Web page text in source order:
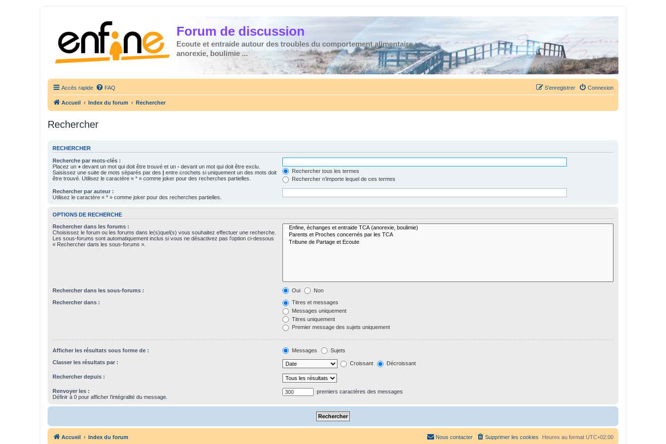
Forum de discussion
Ecoute et entraide autour des troubles du comportement alimentaire :
anorexie, boulimie ...
Accès rapide FAQ Connexion
S’enregistrer
Accueil Index du forum Rechercher
Rechercher
RECHERCHER
Recherche par mots-clés :
Placez un + devant un mot qui doit être trouvé et un - devant un mot qui doit être exclu.
Saisissez une suite de mots séparés par des | entre crochets si uniquement un des mots doit
être trouvé. Utilisez le caractère « * » comme joker pour des recherches partielles.
Rechercher tous les termes
Rechercher n’importe lequel de ces termes
Rechercher par auteur :
Utilisez le caractère « * » comme joker pour des recherches partielles.
OPTIONS DE RECHERCHE
Rechercher dans les forums :
Choisissez le forum ou les forums dans le(s)quel(s) vous souhaitez effectuer une recherche.
Les sous-forums sont automatiquement inclus si vous ne désactivez pas l’option ci-dessous
« Rechercher dans les sous-forums ».
Rechercher dans les sous-forums : Oui Non
Rechercher dans :
Titres et messages
Messages uniquement
Titres uniquement
Premier message des sujets uniquement
Afficher les résultats sous forme de : Messages Sujets
Classer les résultats par : Croissant Décroissant
Rechercher depuis :
Renvoyer les :
Définir à 0 pour afficher l’intégralité du message.
premiers caractères des messages
Accueil Index du forum Heures au format UTC+02:00
Supprimer les cookies
Nous contacter